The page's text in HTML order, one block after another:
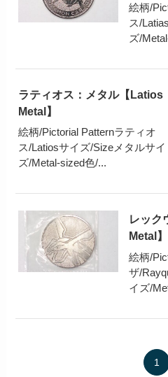
絵柄/
ス/
ズ/
ラティオス：メタル【Latios
Metal】
絵柄/Pictorial Patternラティオ
ス/Latiosサイズ/Sizeメタルサイ
ズ/Metal-sized色/...
レック
Metal】
絵柄/
ザ/
イズ/
1